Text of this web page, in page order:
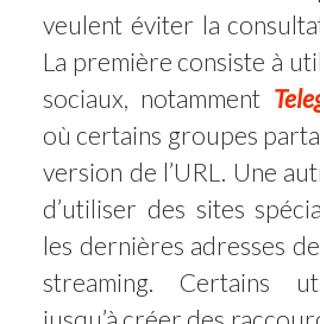
veulent éviter la
La première consiste à
sociaux, notamment
où certains groupes
version de l’URL. Une
d’utiliser des sites
les dernières adresses
streaming. Certains